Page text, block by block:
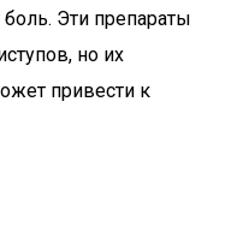
Эти препараты
но их
привести к